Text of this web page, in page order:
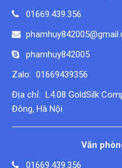
01669.439.356
phamhuy842005
Zalo: 01669439356
Địa chỉ: L4.08 GoldSilk
Đông, Hà Nội
Văn
01669.439.356